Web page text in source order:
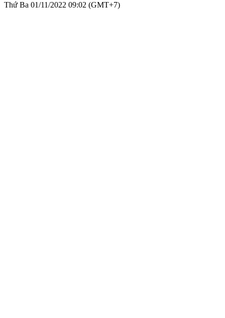
Thứ Ba 01/11/2022 09:02 (GMT+7)